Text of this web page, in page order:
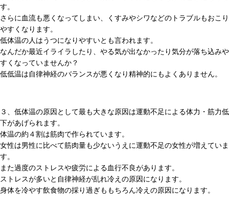
す。
さらに血流も悪くなってしまい、くすみやシワなどのトラブルもおこり
やすくなります。
低体温の人はうつになりやすいとも言われます。
なんだか最近イライラしたり、やる気が出なかったり気分が落ち込みや
すくなっていませんか？
低低温は自律神経のバランスが悪くなり精神的にもよくありません。
３、低体温の原因として最も大きな原因は運動不足による体力・筋力低
下があげられます。
体温の約４割は筋肉で作られています。
女性は男性に比べて筋肉量も少ないうえに運動不足の女性が増えていま
す。
また過度のストレスや疲労による血行不良があります。
ストレスが多いと自律神経が乱れ冷えの原因になります。
身体を冷やす飲食物の採り過ぎももちろん冷えの原因になります。